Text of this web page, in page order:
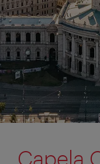
Capela